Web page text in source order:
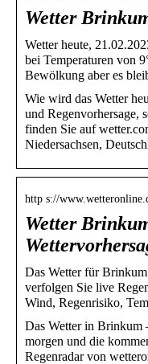
Wetter
Wetter heute,
bei Temperaturen von
Bewölkung aber es
Wie wird das Wetter
und Regenvorhersage,
finden Sie auf
Niedersachsen,
http s://
Wetter
Das Wetter für
verfolgen Sie live
Wind, Regenrisiko,
Das Wetter in Brinkum
morgen und die
Regenradar von